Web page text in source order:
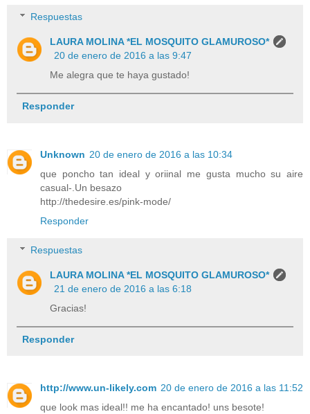
Respuestas
LAURA MOLINA *EL MOSQUITO GLAMUROSO*
20 de enero de 2016 a las 9:47
Me alegra que te haya gustado!
Responder
Unknown 20 de enero de 2016 a las 10:34
que poncho tan ideal y oriinal me gusta mucho su aire
casual-.Un besazo
http://thedesire.es/pink-mode/
Responder
Respuestas
LAURA MOLINA *EL MOSQUITO GLAMUROSO*
21 de enero de 2016 a las 6:18
Gracias!
Responder
http://www.un-likely.com 20 de enero de 2016 a las 11:52
que look mas ideal!! me ha encantado! uns besote!